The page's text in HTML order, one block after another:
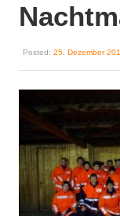
Posted: 25. Dezember